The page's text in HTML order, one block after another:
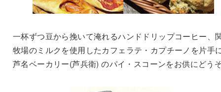
一杯ずつ豆から挽いて淹れるハンドドリップコーヒー、
牧場のミルクを使用したカフェラテ・カプチーノを片手
芦名ベーカリー(芦兵衛) のパイ・スコーンをお供にどう